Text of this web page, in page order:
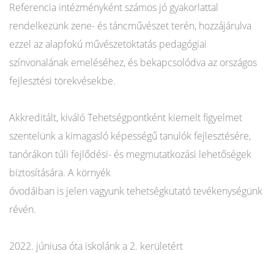
Referencia intézményként számos jó gyakorlattal
rendelkezünk zene- és táncművészet terén, hozzájárulva
ezzel az alapfokú művészetoktatás pedagógiai
színvonalának emeléséhez, és bekapcsolódva az országos
fejlesztési törekvésekbe.
Akkreditált, kiváló Tehetségpontként kiemelt figyelmet
szentelünk a kimagasló képességű tanulók fejlesztésére,
tanórákon túli fejlődési- és megmutatkozási lehetőségek
biztosítására. A környék
óvodáiban is jelen vagyunk tehetségkutató tevékenységünk
révén.
2022. júniusa óta iskolánk a 2. kerületért